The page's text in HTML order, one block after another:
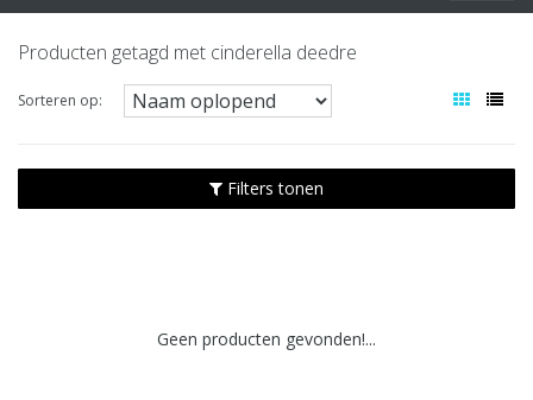
Producten getagd met cinderella deedre
Sorteren op:
Filters tonen
Geen producten gevonden!...